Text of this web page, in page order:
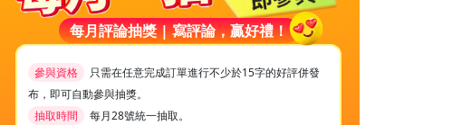
每月評論抽獎 | 寫評論，贏好禮！
參與資格
只需在任意完成訂單進行不少於15字的好評併發
布，即可自動參與抽獎。
抽取時間
每月28號統一抽取。